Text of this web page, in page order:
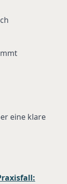
eine klare